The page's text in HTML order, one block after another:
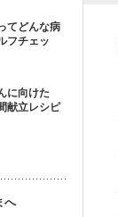
てどんな病
フチェッ
に向けた
献立レシピ
へ